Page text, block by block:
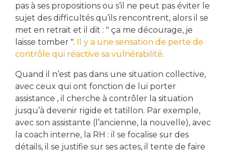
pas à ses propositions ou s’il ne peut pas éviter le
sujet des difficultés qu’ils rencontrent, alors il se
met en retrait et il dit : " ça me décourage, je
laisse tomber ". Il y a une sensation de perte de
contrôle qui réactive sa vulnérabilité.
Quand il n’est pas dans une situation collective,
avec ceux qui ont fonction de lui porter
assistance , il cherche à contrôler la situation
jusqu’à devenir rigide et tatillon. Par exemple,
avec son assistante (l’ancienne, la nouvelle), avec
la coach interne, la RH : il se focalise sur des
détails, il se justifie sur ses actes, il tente de faire